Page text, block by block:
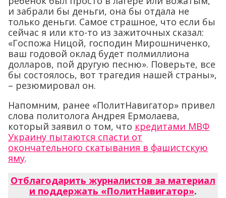
и забрали бы деньги, она бы отдала не
только деньги. Самое страшное, что если бы
сейчас я или кто-то из зажиточных сказал:
«Госпожа Ницой, господин Мирошниченко,
ваш годовой оклад будет полмиллиона
долларов, пой другую песню». Поверьте, все
бы состоялось, вот трагедия нашей страны»,
– резюмировал он.
Напомним, ранее «ПолитНавигатор» привел
слова политолога Андрея Ермолаева,
который заявил о том, что кредитами МВФ
Украину пытаются спасти от
окончательного скатывания в фашистскую
яму.
Отблагодарить журналистов за материал
и поддержать «ПолитНавигатор».